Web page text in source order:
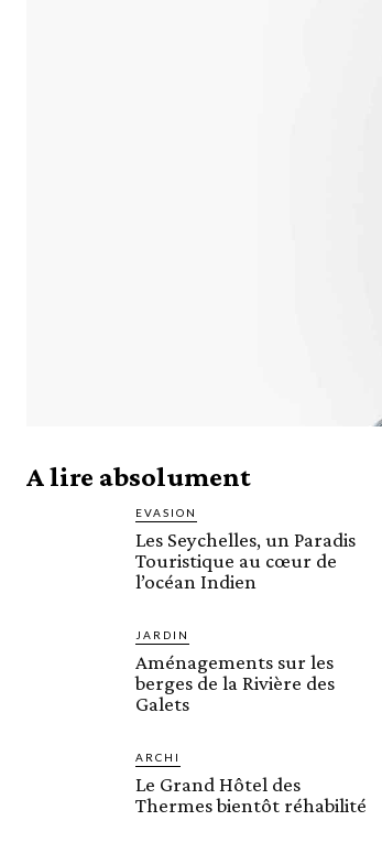
A lire absolument
EVASION
Les Seychelles, un Paradis
Touristique au cœur de
l’océan Indien
JARDIN
Aménagements sur les
berges de la Rivière des
Galets
ARCHI
Le Grand Hôtel des
Thermes bientôt réhabilité